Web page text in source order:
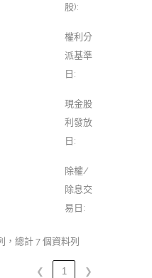
股):
權利分
派基準
日:
現金股
利發放
日:
除權/
除息交
易日:
，總計 7 個資料列
❮ 1 ❯